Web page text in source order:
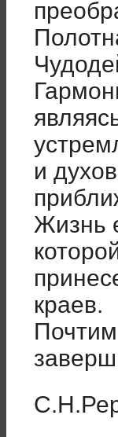
и
Жизнь
краев.